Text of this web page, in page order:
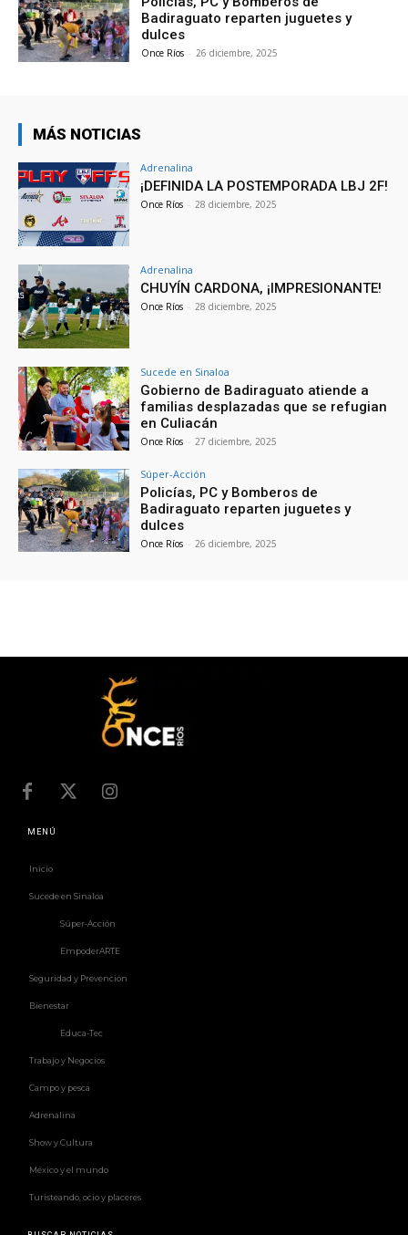
Badiraguato reparten juguetes y
dulces
Once Ríos - 26 diciembre, 2025
MÁS NOTICIAS
Adrenalina
¡DEFINIDA LA POSTEMPORADA LBJ 2F!
Once Ríos - 28 diciembre, 2025
Adrenalina
CHUYÍN CARDONA, ¡IMPRESIONANTE!
Once Ríos - 28 diciembre, 2025
Sucede en Sinaloa
Gobierno de Badiraguato atiende a
familias desplazadas que se refugian
en Culiacán
Once Ríos - 27 diciembre, 2025
Súper-Acción
Policías, PC y Bomberos de
Badiraguato reparten juguetes y
dulces
Once Ríos - 26 diciembre, 2025
MENÚ
Inicio
Sucede en Sinaloa
Súper-Acción
EmpoderARTE
Seguridad y Prevención
Bienestar
Educa-Tec
Trabajo y Negocios
Campo y pesca
Adrenalina
Show y Cultura
México y el mundo
Turisteando, ocio y placeres